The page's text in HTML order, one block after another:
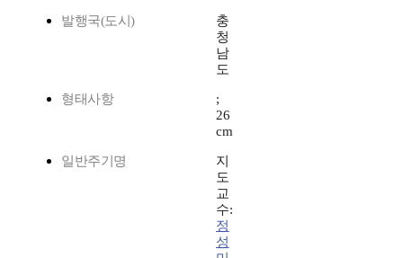
발행국(도시)
충
청
남
도
형태사항
;
26
cm
일반주기명
지
도
교
수:
정
성